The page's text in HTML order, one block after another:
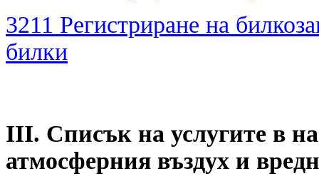
3211 Регистриране на
билки
III. Списък на услугите в
атмосферния въздух и